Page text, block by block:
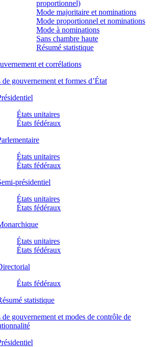
proportionnel)
Mode majoritaire et nominations
Mode proportionnel et nominations
Mode à nominations
Sans chambre haute
Résumé statistique
et corrélations
de gouvernement et formes d’État
États unitaires
États fédéraux
États unitaires
États fédéraux
présidentiel
États unitaires
États fédéraux
États unitaires
États fédéraux
États fédéraux
statistique
de gouvernement et modes de contrôle de